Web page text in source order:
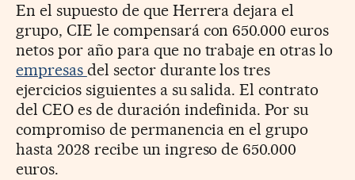
En el supuesto de que Herrera dejara el
grupo, CIE le compensará con 650.000 euros
netos por año para que no trabaje en otras lo
empresas del sector durante los tres
ejercicios siguientes a su salida. El contrato
del CEO es de duración indefinida. Por su
compromiso de permanencia en el grupo
hasta 2028 recibe un ingreso de 650.000
euros.